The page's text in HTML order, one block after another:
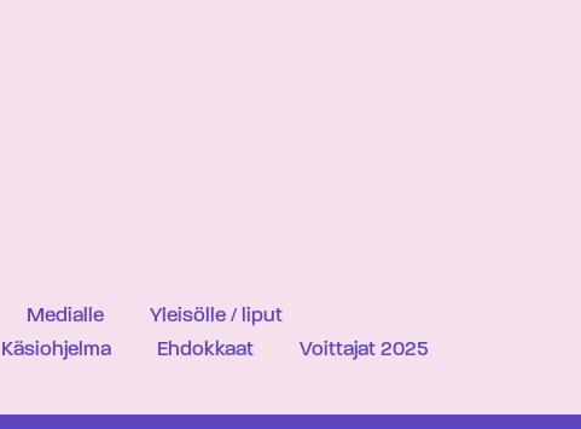
Medialle
Yleisölle / liput
Käsiohjelma Ehdokkaat
Voittajat 2025